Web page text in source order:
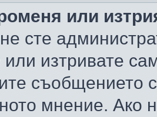
или
сте
изтривате
съобщението
мнение. Ако